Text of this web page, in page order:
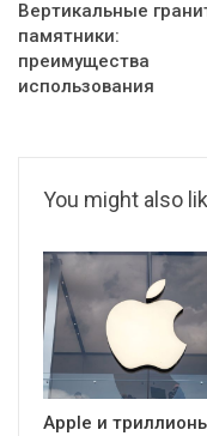
Вертикальные
памятники:
преимущества
использования
You might also
Apple и